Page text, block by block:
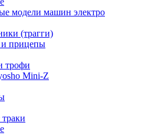
модели машин электро
(трагги)
и прицепы
трофи
Mini-Z